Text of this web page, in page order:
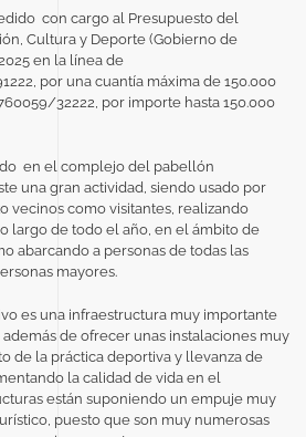
con cargo al Presupuesto del
Cultura y Deporte (Gobierno de
en la línea de
por una cuantía máxima de 150.000
32222, por importe hasta 150.000
en el complejo del pabellón
una gran actividad, siendo usado por
vecinos como visitantes, realizando
largo de todo el año, en el ámbito de
abarcando a personas de todas las
mayores.
es una infraestructura muy importante
de ofrecer unas instalaciones muy
de la práctica deportiva y llevanza de
la calidad de vida en el
están suponiendo un empuje muy
puesto que son muy numerosas